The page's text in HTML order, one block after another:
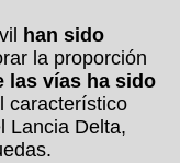
han sido
la proporción
las vías ha sido
característico
Lancia Delta,